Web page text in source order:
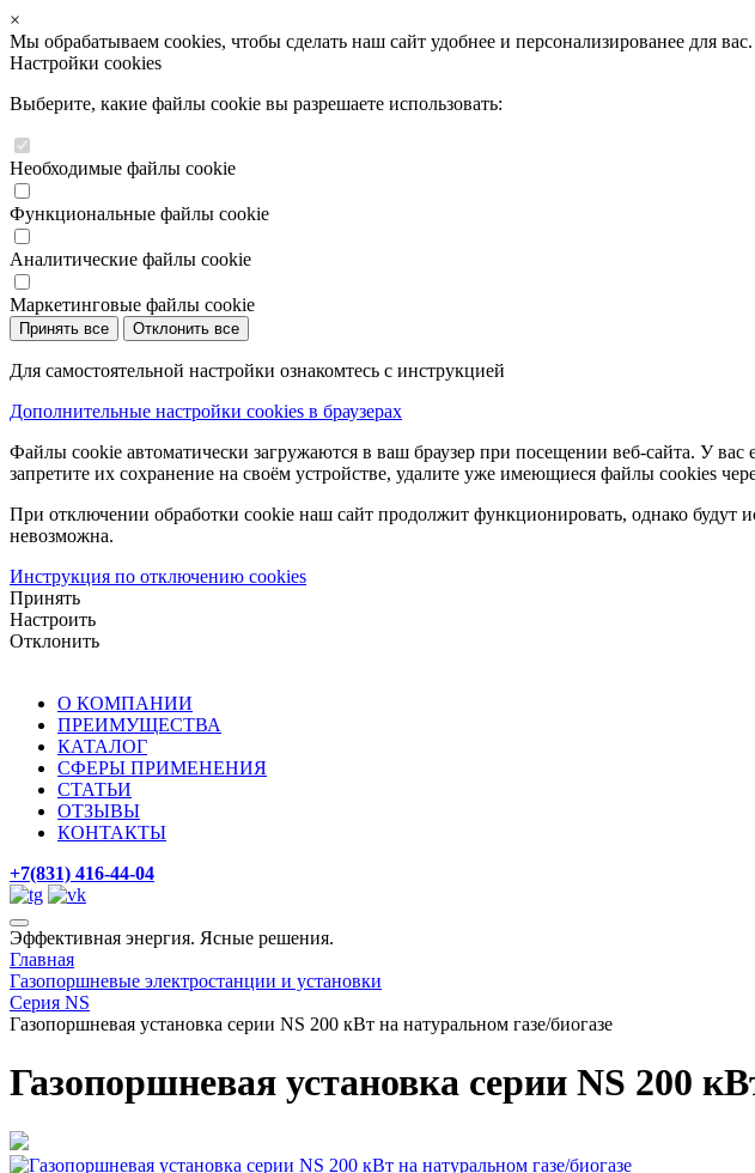
×
Мы обрабатываем cookies, чтобы сделать наш сайт удобнее и персонализированее для
Настройки cookies
Выберите, какие файлы cookie вы разрешаете использовать:
Необходимые файлы cookie
Функциональные файлы cookie
Аналитические файлы cookie
Маркетинговые файлы cookie
Принять все Отклонить все
Для самостоятельной настройки ознакомтесь с инструкцией
Дополнительные настройки cookies в браузерах
Файлы cookie автоматически загружаются в ваш браузер при посещении веб-сайта. У
запретите их сохранение на своём устройстве, удалите уже имеющиеся файлы cookies
При отключении обработки cookie наш сайт продолжит функционировать, однако будут
невозможна.
Инструкция по отключению cookies
Принять
Настроить
Отклонить
О КОМПАНИИ
ПРЕИМУЩЕСТВА
КАТАЛОГ
СФЕРЫ ПРИМЕНЕНИЯ
СТАТЬИ
ОТЗЫВЫ
КОНТАКТЫ
+7(831) 416-44-04
Эффективная энергия. Ясные решения.
Главная
Газопоршневые электростанции и установки
Серия NS
Газопоршневая установка серии NS 200 кВт на натуральном газе/биогазе
Газопоршневая установка серии NS 200